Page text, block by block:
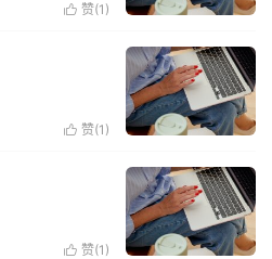
 赞(1 )
 赞(1 )
 赞(1 )